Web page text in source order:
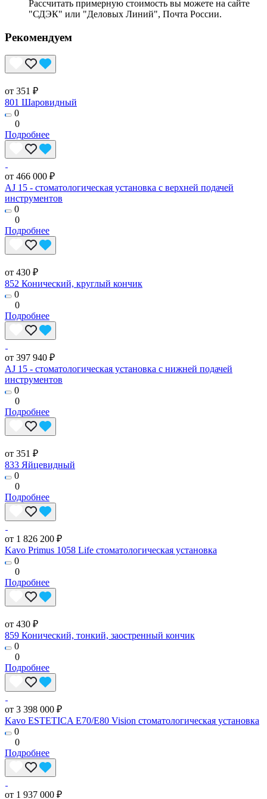
Рассчитать примерную стоимость вы можете на сайте
"СДЭК" или "Деловых Линий", Почта России.
Рекомендуем
от 351 ₽
801 Шаровидный
0
0
Подробнее
от 466 000 ₽
AJ 15 - стоматологическая установка с верхней подачей
инструментов
0
0
Подробнее
от 430 ₽
852 Конический, круглый кончик
0
0
Подробнее
от 397 940 ₽
AJ 15 - стоматологическая установка с нижней подачей
инструментов
0
0
Подробнее
от 351 ₽
833 Яйцевидный
0
0
Подробнее
от 1 826 200 ₽
Kavo Primus 1058 Life стоматологическая установка
0
0
Подробнее
от 430 ₽
859 Конический, тонкий, заостренный кончик
0
0
Подробнее
от 3 398 000 ₽
Kavo ESTETICA E70/E80 Vision стоматологическая установка
0
0
Подробнее
от 1 937 000 ₽